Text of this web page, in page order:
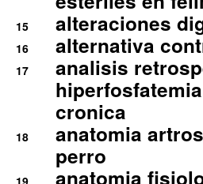
15 alteraciones
16 alternativa
17
analisis
cronica
18
anatomia
perro
anatomia